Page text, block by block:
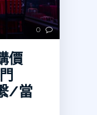
0
價
/當